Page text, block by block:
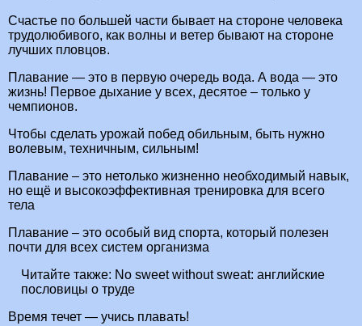
Счастье по большей части бывает на стороне человека
трудолюбивого, как волны и ветер бывают на стороне
лучших пловцов.
Плавание — это в первую очередь вода. А вода — это
жизнь! Первое дыхание у всех, десятое – только у
чемпионов.
Чтобы сделать урожай побед обильным, быть нужно
волевым, техничным, сильным!
Плавание – это нетолько жизненно необходимый навык,
но ещё и высокоэффективная тренировка для всего
тела
Плавание – это особый вид спорта, который полезен
почти для всех систем организма
Читайте также: No sweet without sweat: английские
пословицы о труде
Время течет — учись плавать!